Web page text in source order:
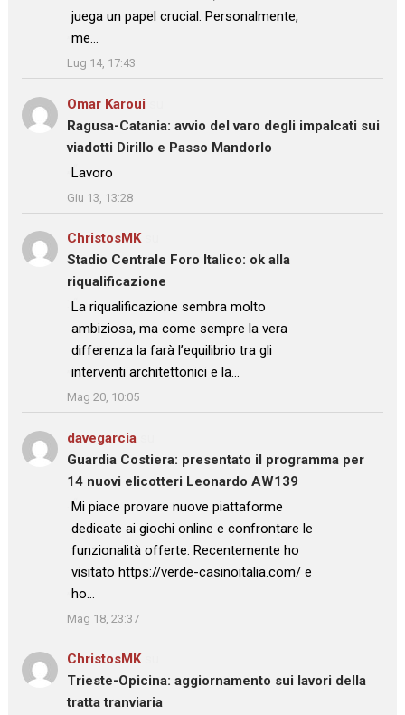
juega un papel crucial. Personalmente,
me…
”
Lug 14, 17:43
Omar Karoui
Ragusa-Catania: avvio del varo degli impalcati sui
viadotti Dirillo e Passo Mandorlo
: “Lavoro
”
Giu 13, 13:28
ChristosMKsu
Stadio Centrale Foro Italico: ok alla
riqualificazione
: “La riqualificazione sembra molto
ambiziosa, ma come sempre la vera
differenza la farà l’equilibrio tra gli
interventi architettonici e la…
”
Mag 20, 10:05
davegarcia
Guardia Costiera: presentato il programma per
14 nuovi elicotteri Leonardo AW139
: “
Mi piace provare nuove piattaforme
dedicate ai giochi online e confrontare le
funzionalità offerte. Recentemente ho
visitato https://verde-casinoitalia.com/ e
ho…
”
Mag 18, 23:37
ChristosMKsu
Trieste-Opicina: aggiornamento sui lavori della
tratta tranviaria